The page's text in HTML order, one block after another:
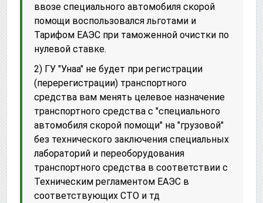
ввозе специального автомобиля скорой
помощи воспользовался льготами и
Тарифом ЕАЭС при таможенной очистки по
нулевой ставке.
2) ГУ "Унаа" не будет при регистрации
(перерегистрации) транспортного
средства вам менять целевое назначение
транспортного средства с "специального
автомобиля скорой помощи" на "грузовой"
без технического заключения специальных
лабораторий и переоборудования
транспортного средства в соответствии с
Техническим регламентом ЕАЭС в
соответствующих СТО и тд